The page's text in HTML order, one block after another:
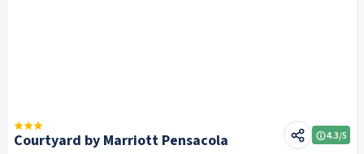
Courtyard by Marriott Pensacola 4.3/5